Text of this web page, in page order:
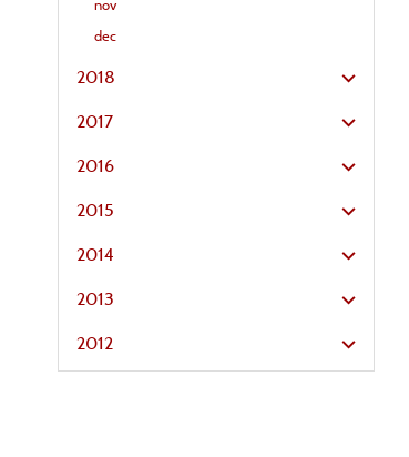
nov
dec
2018
2017
2016
2015
2014
2013
2012